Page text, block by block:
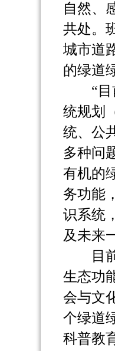
自然、
共处。
城市道
的绿道
“目前
统规划
统、公
多种问
有机的
务功能
识系统
及未来
目前
生态功
会与文
个绿道
科普教